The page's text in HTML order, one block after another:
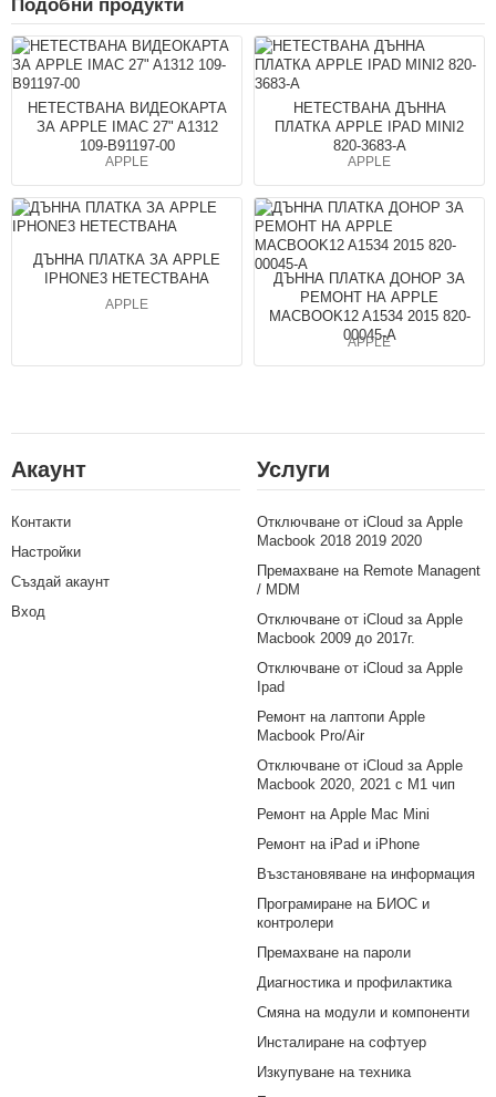
Подобни продукти
НЕТЕСТВАНА ВИДЕОКАРТА
ЗА APPLE IMAC 27" A1312
109-B91197-00
APPLE
НЕТЕСТВАНА ДЪННА
ПЛАТКА APPLE IPAD MINI2
820-3683-A
APPLE
ДЪННА ПЛАТКА ЗА APPLE
IPHONE3 НЕТЕСТВАНА
APPLE
ДЪННА ПЛАТКА ДОНОР ЗА
РЕМОНТ НА APPLE
MACBOOK12 A1534 2015 820-
00045-A
APPLE
Акаунт
Контакти
Настройки
Създай акаунт
Вход
Услуги
Отключване от iCloud за Apple
Macbook 2018 2019 2020
Премахване на Remote Managent
/ MDM
Отключване от iCloud за Apple
Macbook 2009 до 2017г.
Отключване от iCloud за Apple
Ipad
Ремонт на лаптопи Apple
Macbook Pro/Air
Отключване от iCloud за Apple
Macbook 2020, 2021 с M1 чип
Ремонт на Apple Mac Mini
Ремонт на iPad и iPhone
Възстановяване на информация
Програмиране на БИОС и
контролери
Премахване на пароли
Диагностика и профилактика
Смяна на модули и компоненти
Инсталиране на софтуер
Изкупуване на техника